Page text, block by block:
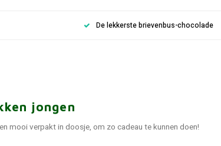
De lekkerste brievenbus-chocolade
jongen
mooi verpakt in doosje, om zo cadeau te kunnen doen!